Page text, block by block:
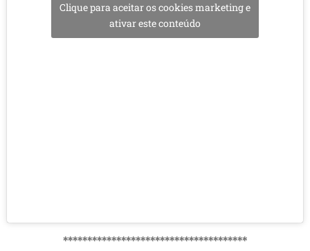
Clique para aceitar os cookies marketing e
ativar este conteúdo
**************************************